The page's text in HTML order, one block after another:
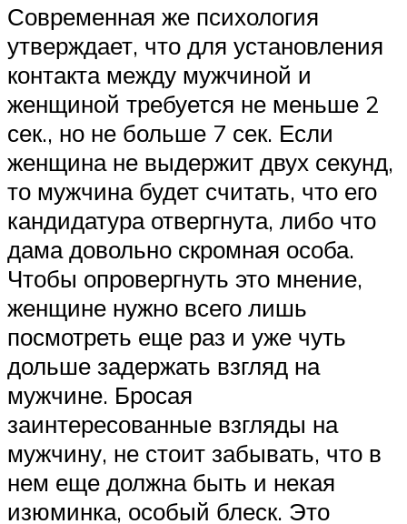
Современная же психология
утверждает, что для установления
контакта между мужчиной и
женщиной требуется не меньше 2
сек., но не больше 7 сек. Если
женщина не выдержит двух секунд,
то мужчина будет считать, что его
кандидатура отвергнута, либо что
дама довольно скромная особа.
Чтобы опровергнуть это мнение,
женщине нужно всего лишь
посмотреть еще раз и уже чуть
дольше задержать взгляд на
мужчине. Бросая
заинтересованные взгляды на
мужчину, не стоит забывать, что в
нем еще должна быть и некая
изюминка, особый блеск. Это